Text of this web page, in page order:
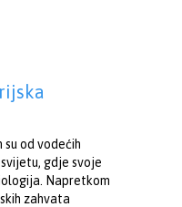
od vodećih
gdje svoje
Napretkom
zahvata